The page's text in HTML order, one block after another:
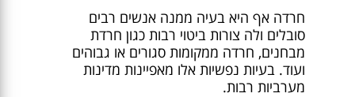
חרדה אף היא בעיה ממנה אנשים רבים
סובלים ולה צורות ביטוי רבות כגון חרדת
מבחנים, חרדה ממקומות סגורים או גבוהים
ועוד. בעיות נפשיות אלו מאפיינות מדינות
מערביות רבות.